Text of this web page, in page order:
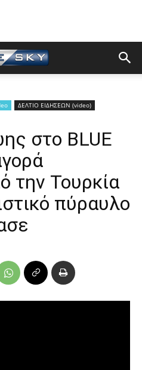
ΔΕΛΤΙΟ ΕΙΔΗΣΕΩΝ (video)
στο BLUE
την Τουρκία
πύραυλο